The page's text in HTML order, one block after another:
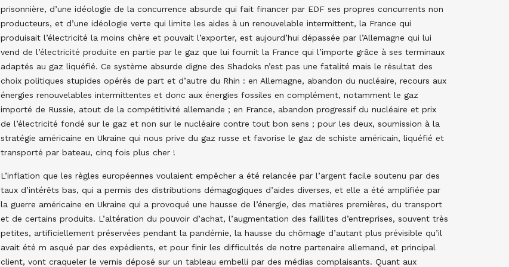
prisonnière, d’une idéologie de la concurrence absurde qui fait financer par EDF ses propres concurrents non
producteurs, et d’une idéologie verte qui limite les aides à un renouvelable intermittent, la France qui
produisait l’électricité la moins chère et pouvait l’exporter, est aujourd’hui dépassée par l’Allemagne qui lui
vend de l’électricité produite en partie par le gaz que lui fournit la France qui l’importe grâce à ses terminaux
adaptés au gaz liquéfié. Ce système absurde digne des Shadoks n’est pas une fatalité mais le résultat des
choix politiques stupides opérés de part et d’autre du Rhin : en Allemagne, abandon du nucléaire, recours aux
énergies renouvelables intermittentes et donc aux énergies fossiles en complément, notamment le gaz
importé de Russie, atout de la compétitivité allemande ; en France, abandon progressif du nucléaire et prix
de l’électricité fondé sur le gaz et non sur le nucléaire contre tout bon sens ; pour les deux, soumission à la
stratégie américaine en Ukraine qui nous prive du gaz russe et favorise le gaz de schiste américain, liquéfié et
transporté par bateau, cinq fois plus cher !
L’inflation que les règles européennes voulaient empêcher a été relancée par l’argent facile soutenu par des
taux d’intérêts bas, qui a permis des distributions démagogiques d’aides diverses, et elle a été amplifiée par
la guerre américaine en Ukraine qui a provoqué une hausse de l’énergie, des matières premières, du transport
et de certains produits. L’altération du pouvoir d’achat, l’augmentation des faillites d’entreprises, souvent très
petites, artificiellement préservées pendant la pandémie, la hausse du chômage d’autant plus prévisible qu’il
avait été m asqué par des expédients, et pour finir les difficultés de notre partenaire allemand, et principal
client, vont craqueler le vernis déposé sur un tableau embelli par des médias complaisants. Quant aux